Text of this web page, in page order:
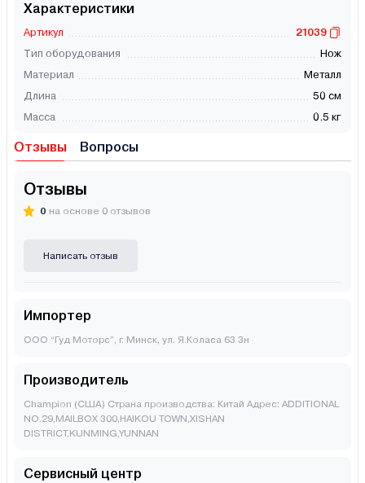
Характеристики
Артикул
21039
Тип оборудования
Нож
Материал
Металл
Длина
50 см
Масса
0.5 кг
Отзывы Вопросы
Отзывы
0 на основе 0 отзывов
Написать отзыв
Импортер
ООО “Гуд Моторс”, г. Минск, ул. Я.Коласа 63 3н
Производитель
Champion (США) Страна производства: Китай Адрес: ADDITIONAL
NO.29,MAILBOX 300,HAIKOU TOWN,XISHAN
DISTRICT,KUNMING,YUNNAN
Сервисный центр